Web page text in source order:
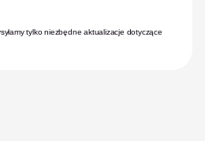
tylko niezbędne aktualizacje dotyczące